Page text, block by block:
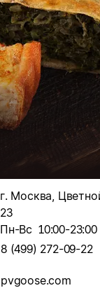
г. Москва,
23
Пн-Вс 10:00-23:00
8 (499) 272-09-22
pvgoose.com